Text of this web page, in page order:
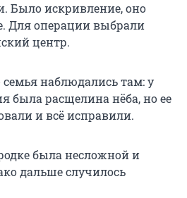
Было искривление, оно
Для операции выбрали
центр.
семья наблюдались там: у
была расщелина нёба, но ее
и всё исправили.
была несложной и
дальше случилось